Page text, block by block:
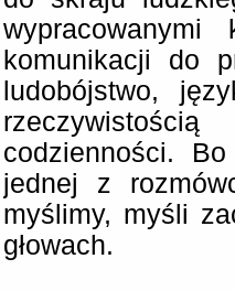
komunikacji do
ludobójstwo,
codzienności.
jednej z
myślimy, myśli
głowach.